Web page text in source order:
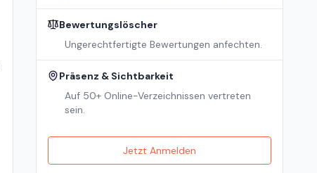
Bewertungslöscher
Ungerechtfertigte Bewertungen anfechten.
Präsenz & Sichtbarkeit
Auf 50+ Online-Verzeichnissen vertreten
sein.
Jetzt Anmelden